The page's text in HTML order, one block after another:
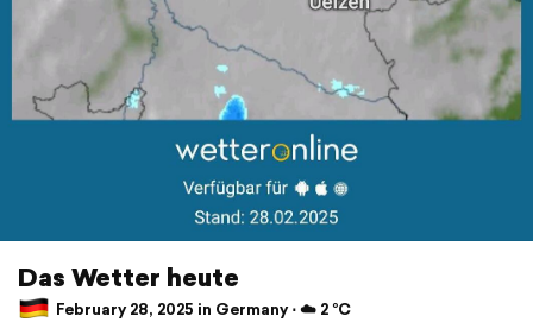
Das Wetter heute
February 28, 2025 in Germany ⋅ ☁️ 2 °C